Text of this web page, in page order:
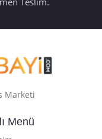
Marketi
Menü